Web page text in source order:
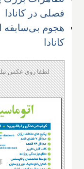
فصلی در کانادا
هجوم بی‌سابقه
کانادا
لطفا روی عکس